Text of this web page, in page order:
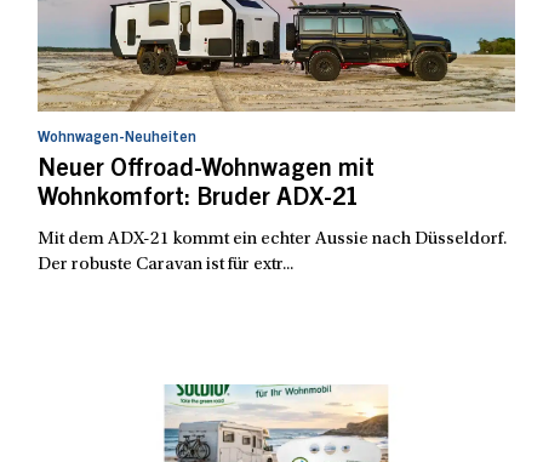
Wohnwagen-Neuheiten
Neuer Offroad-Wohnwagen mit
Wohnkomfort: Bruder ADX-21
Mit dem ADX-21 kommt ein echter Aussie nach Düsseldorf.
Der robuste Caravan ist für extr...